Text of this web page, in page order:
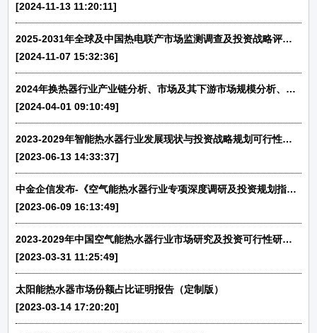
[2024-11-13 11:20:11]
2025-2031年全球及中国热电联产市场监测调查及投资战略评估预测报告-中金企信发布
[2024-11-07 15:32:36]
2024年换热器行业产业链分析、市场及其下游市场规模分析、行业发展趋势预测
[2024-04-01 09:10:49]
2023-2029年智能热水器行业发展现状与投资战略规划可行性报告
[2023-06-13 14:33:37]
中金企信发布-《空气能热水器行业专项深度调研及投资规划指导可行性预测报告（2023版）》
[2023-06-09 16:13:49]
2023-2029年中国空气能热水器行业市场研究及投资可行性研究报告
[2023-03-31 11:25:49]
太阳能热水器市场份额占比证明报告（定制版）
[2023-03-14 17:20:20]